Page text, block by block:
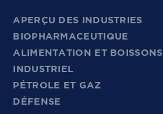
APERÇU DES INDUSTRIES
BIOPHARMACEUTIQUE
ALIMENTATION ET BOISSONS
INDUSTRIEL
PÉTROLE ET GAZ
DÉFENSE